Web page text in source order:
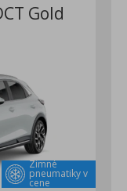
Gold
Zimné
pneumatiky v
cene